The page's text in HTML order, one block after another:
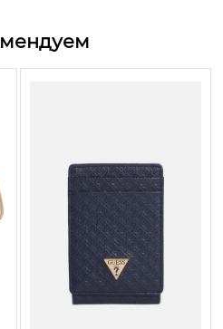
Верх: 100% полиуретан/
полиэстер
Логотип бренда